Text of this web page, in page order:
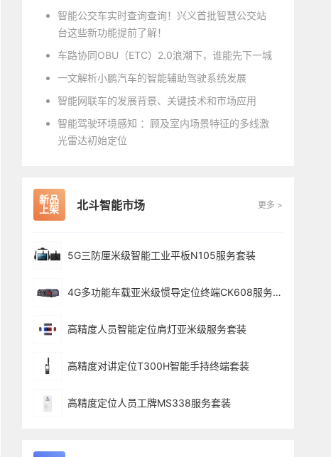
智能公交车实时查询查询！兴义首批智慧公交站
台这些新功能提前了解！
车路协同OBU（ETC）2.0浪潮下，谁能先下一城
一文解析小鹏汽车的智能辅助驾驶系统发展
智能网联车的发展背景、关键技术和市场应用
智能驾驶环境感知 ：顾及室内场景特征的多线激
光雷达初始定位
新品
上架
北斗智能市场 更多 >
5G三防厘米级智能工业平板N105服务套装
4G多功能车载亚米级惯导定位终端CK608服务套装
高精度人员智能定位肩灯亚米级服务套装
高精度对讲定位T300H智能手持终端套装
高精度定位人员工牌MS338服务套装